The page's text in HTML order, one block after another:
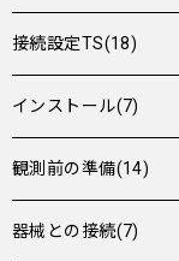
接続設定TS(18)
インストール(7)
観測前の準備(14)
器械との接続(7)